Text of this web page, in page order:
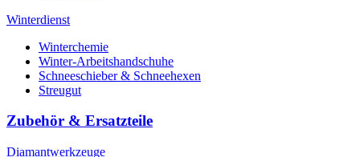
Winterdienst
Winterchemie
Winter-Arbeitshandschuhe
Schneeschieber & Schneehexen
Streugut
Zubehör & Ersatzteile
Diamantwerkzeuge